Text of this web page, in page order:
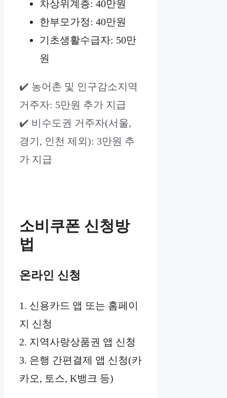
차상위계층: 40만원
한부모가정: 40만원
기초생활수급자: 50만
원
✔️ 농어촌 및 인구감소지역
거주자: 5만원 추가 지급
✔️ 비수도권 거주자(서울,
경기, 인천 제외): 3만원 추
가 지급
소비쿠폰 신청방
법
온라인 신청
1. 신용카드 앱 또는 홈페이
지 신청
2. 지역사랑상품권 앱 신청
3. 은행 간편결제 앱 신청(카
카오, 토스, K뱅크 등)